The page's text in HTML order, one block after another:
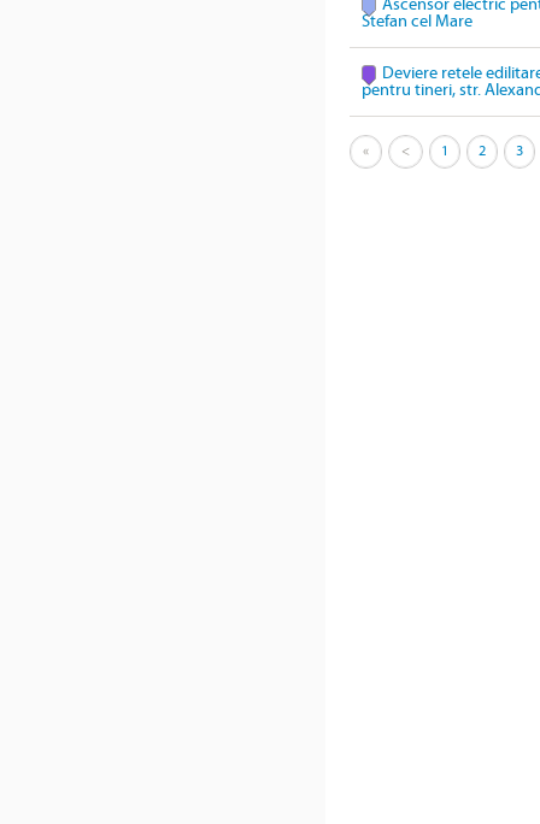
Ascensor electric
Stefan cel Mare
Deviere retele
pentru tineri, str.
« < 1 2 3